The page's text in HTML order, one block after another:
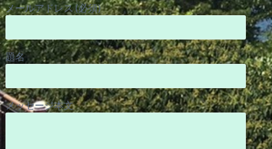
メールアドレス (必須)
題名
メッセージ本文